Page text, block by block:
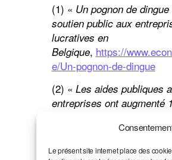
Le présent site internet place des
(1) « Un pognon de
soutien public aux
lucratives en
Belgique, https://
e/Un-pognon-de-dingue
(2) « Les aides publiques
entreprises ont augmenté
https://
be/Les-aides-publiques-aux-